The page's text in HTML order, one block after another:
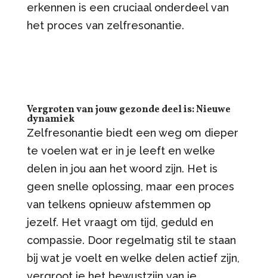
erkennen is een cruciaal onderdeel van
het proces van zelfresonantie.
Vergroten van jouw gezonde deel is: Nieuwe
dynamiek
Zelfresonantie biedt een weg om dieper
te voelen wat er in je leeft en welke
delen in jou aan het woord zijn. Het is
geen snelle oplossing, maar een proces
van telkens opnieuw afstemmen op
jezelf. Het vraagt om tijd, geduld en
compassie. Door regelmatig stil te staan
bij wat je voelt en welke delen actief zijn,